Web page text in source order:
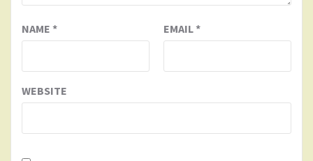
NAME * EMAIL*
WEBSITE